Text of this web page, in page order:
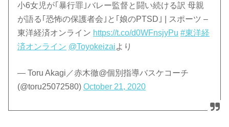
小6女児が｢暴行罪｣バレー監督と闘い続ける訳 母親
が語る｢恐怖の保護者会｣と｢娘のPTSD｣ | スポーツ –
東洋経済オンライン https://t.co/d0WFnsjyPu #東洋経
済オンライン @Toyokeizaiより
— Toru Akagi／赤木徹@個別指導バスケコーチ
(@toru25072580)October 21, 2020